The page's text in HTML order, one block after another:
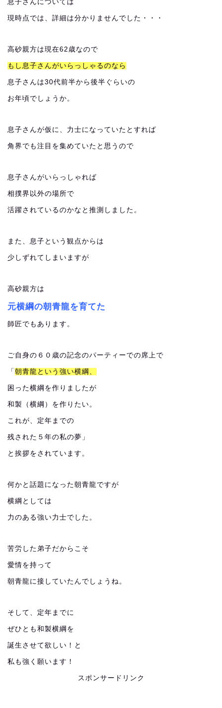
息子さんについては
現時点では、詳細は分かりませんでした・・・
高砂親方は現在62歳なので
もし息子さんがいらっしゃるのなら
息子さんは30代前半から後半ぐらいの
お年頃でしょうか。
息子さんが仮に、力士になっていたとすれば
角界でも注目を集めていたと思うので
息子さんがいらっしゃれば
相撲界以外の場所で
活躍されているのかなと推測しました。
また、息子という観点からは
少しずれてしまいますが
高砂親方は
元横綱の朝青龍を育てた
師匠でもあります。
ご自身の６０歳の記念のパーティーでの席上で
「 朝青龍という強い横綱、
困った横綱を作りましたが
和製（横綱）を作りたい。
これが、定年までの
残された５年の私の夢」
と挨拶をされています。
何かと話題になった朝青龍ですが
横綱としては
力のある強い力士でした。
苦労した弟子だからこそ
愛情を持って
朝青龍に接していたんでしょうね。
そして、定年までに
ぜひとも和製横綱を
誕生させて欲しい！と
私も強く願います！
スポンサードリンク